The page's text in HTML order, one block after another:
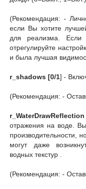
(Рекомендация: -
если Вы хотите
для реализма.
отрегулируйте
и была лучшая
r_shadows [0/1] -
(Рекомендация: -
отражения на воде.
производительности,
могут даже
водных текстур .
(Рекомендация: -